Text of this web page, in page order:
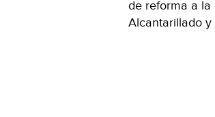
de reforma a la
Alcantarillado y